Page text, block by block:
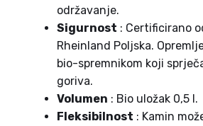
održavanje.
Sigurnost : Certificirano
Rheinland Poljska.
bio-spremnikom koji
goriva.
Volumen : Bio uložak 0,5 l.
Fleksibilnost : Kamin